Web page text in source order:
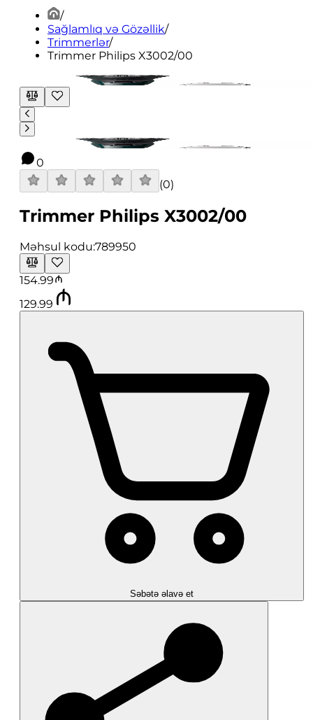
/
Sağlamlıq və Gözəllik/
Trimmerlər/
Trimmer Philips X3002/00
0
(0)
Trimmer Philips X3002/00
Məhsul kodu:789950
154.99
129.99
Səbətə əlavə et